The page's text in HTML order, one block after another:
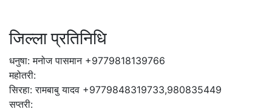
जिल्ला प्रतिनिधि
धनुषा: मनोज पासमान +9779818139766
महोतरी:
सिरहा: रामबाबु यादव +9779848319733,980835449
सप्तरी: